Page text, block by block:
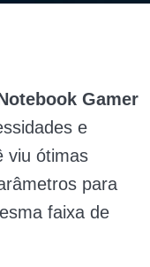
Gamer
e
viu ótimas
para
faixa de